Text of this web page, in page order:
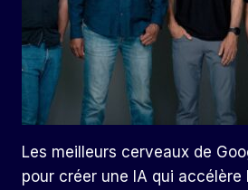
Les meilleurs cerveaux de
pour créer une IA qui accélère